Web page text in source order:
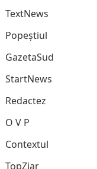
TextNews
Popeștiul
GazetaSud
StartNews
Redactez
O V P
Contextul
TopZiar